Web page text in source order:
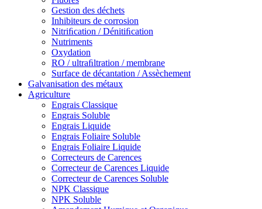
Gestion des déchets
Inhibiteurs de corrosion
Nitriﬁcation / Dénitiﬁcation
Nutriments
Oxydation
RO / ultraﬁltration / membrane
Surface de décantation / Assèchement
Galvanisation des métaux
Agriculture
Engrais Classique
Engrais Soluble
Engrais Liquide
Engrais Foliaire Soluble
Engrais Foliaire Liquide
Correcteurs de Carences
Correcteur de Carences Liquide
Correcteur de Carences Soluble
NPK Classique
NPK Soluble